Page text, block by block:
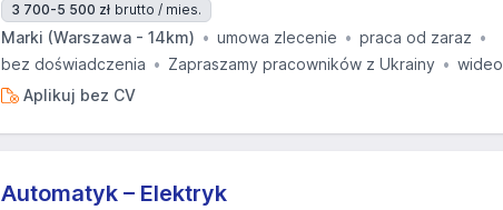
3 700-5 500 zł brutto / mies.
Marki (Warszawa - 14km) umowa zlecenie
praca od zaraz
bez doświadczenia
Zapraszamy pracowników z Ukrainy
wideo
Aplikuj bez CV
Automatyk – Elektryk